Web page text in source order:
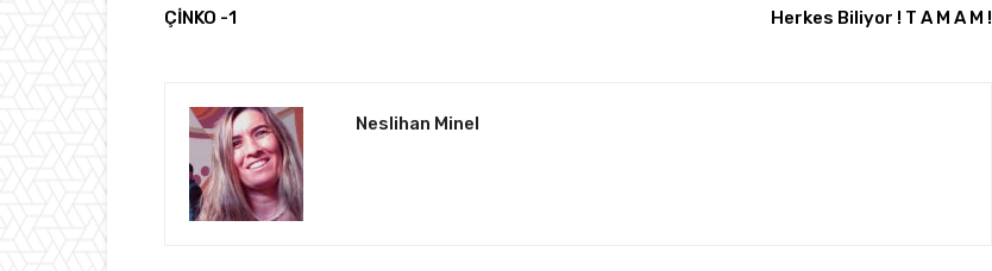
ÇİNKO -1 Herkes Biliyor ! T A M A M !
Neslihan Minel